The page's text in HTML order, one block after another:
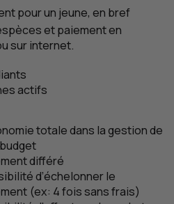
pour un jeune, en bref
et paiement en
sur internet.
actifs
totale dans la gestion de
différé
d’échelonner le
(ex: 4 fois sans frais)